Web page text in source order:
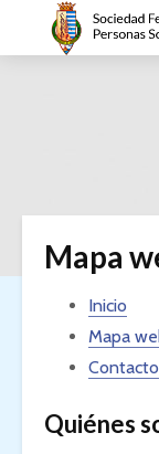
Mapa
Inicio
Mapa
Contacto
Quiénes